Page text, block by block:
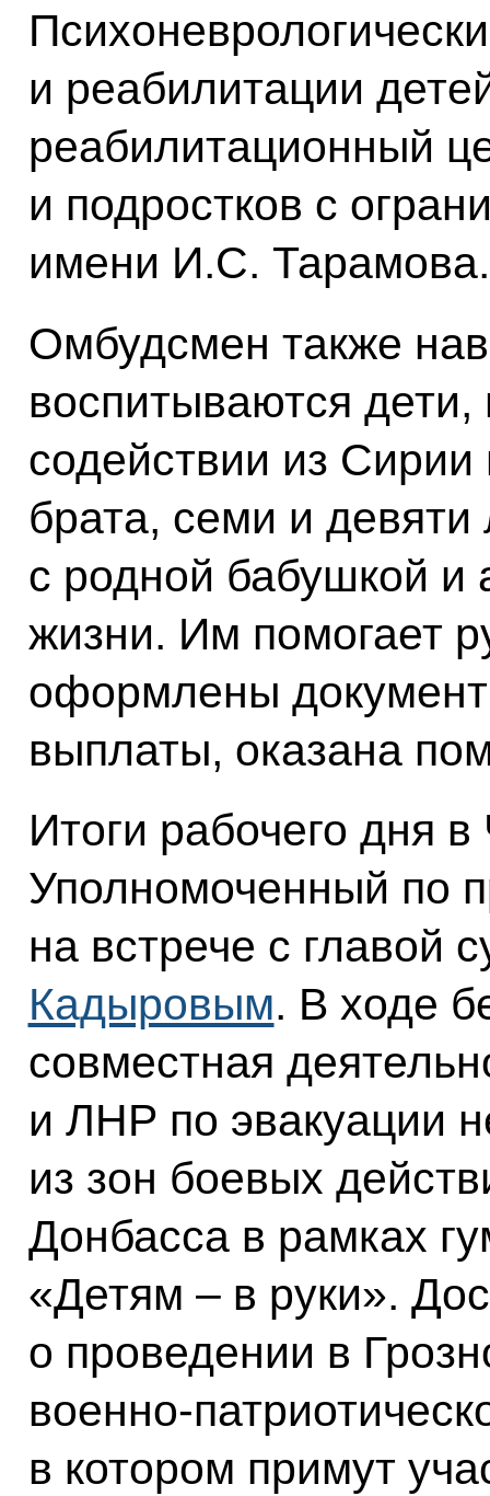
и реабилитации
реабилитационный
и подростков с
имени И.С. Тарамова.
Омбудсмен также
воспитываются
содействии из
брата, семи и девяти
с родной бабушкой и
жизни. Им помогает
оформлены
выплаты, оказана
Итоги рабочего дня
Уполномоченный по
на встрече с главой
Кадыровым. В ходе
совместная
и ЛНР по эвакуации
из зон боевых
Донбасса в рамках
«Детям – в руки».
о проведении в
военно-
в котором примут